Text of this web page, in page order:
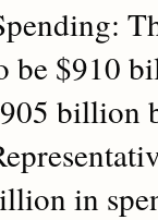
be $910
billion
in